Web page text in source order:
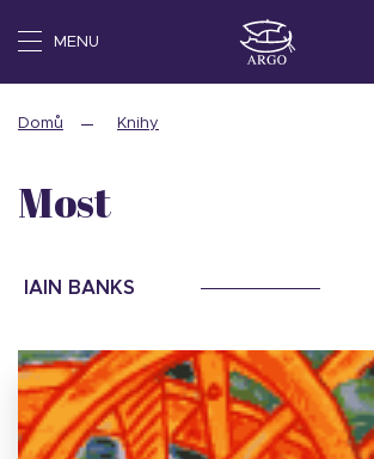
MENU
Domů Knihy
Most
IAIN BANKS